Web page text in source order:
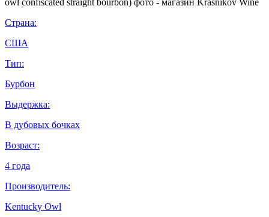
Страна:
США
Тип:
Бурбон
Выдержка:
В дубовых бочках
Возраст:
4 года
Производитель:
Kentucky Owl